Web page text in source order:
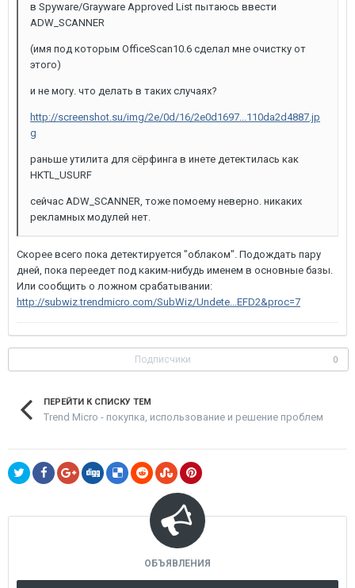
в Spyware/Grayware Approved List пытаюсь ввести
ADW_SCANNER
(имя под которым OfficeScan10.6 сделал мне очистку от
этого)
и не могу. что делать в таких случаях?
http://screenshot.su/img/2e/0d/16/2e0d1697...110da2d4887.jp
g
раньше утилита для сёрфинга в инете детектилась как
HKTL_USURF
сейчас ADW_SCANNER, тоже помоему неверно. никаких
рекламных модулей нет.
Скорее всего пока детектируется "облаком". Подождать пару
дней, пока переедет под каким-нибудь именем в основные базы.
Или сообщить о ложном срабатывании:
http://subwiz.trendmicro.com/SubWiz/Undete...EFD2&proc=7
Подписчики 0
ПЕРЕЙТИ К СПИСКУ ТЕМ
Trend Micro - покупка, использование и решение проблем
ОБЪЯВЛЕНИЯ